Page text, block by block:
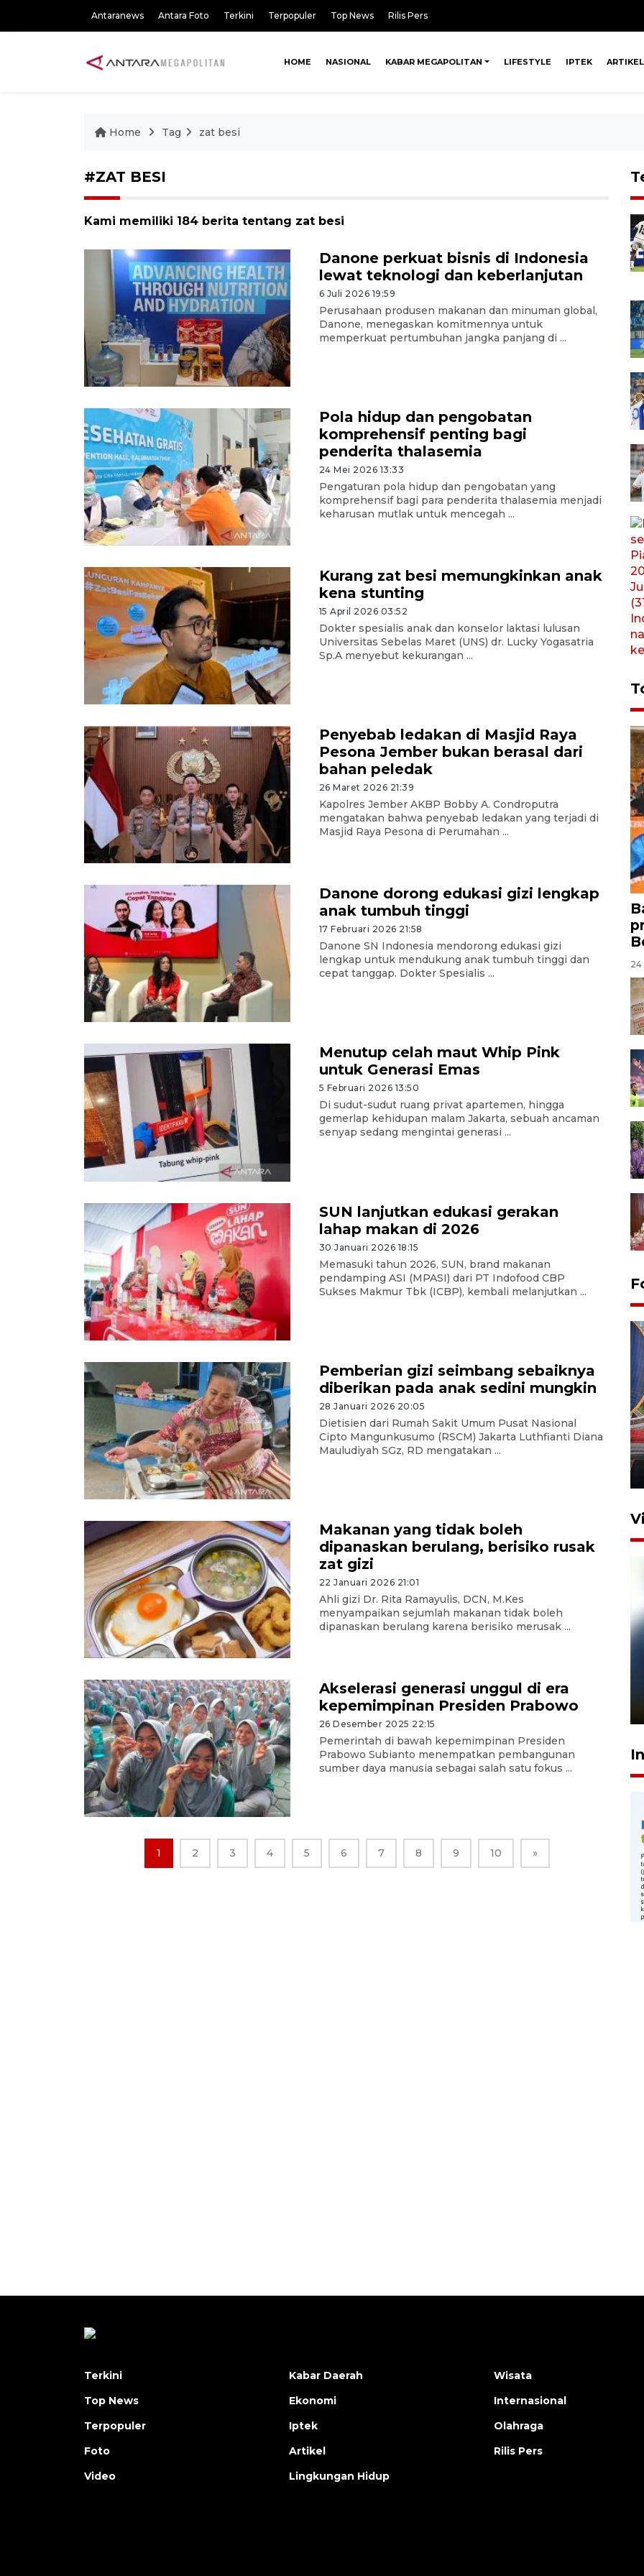
Antaranews Antara Foto Terkini Terpopuler Top News Rilis Pers
HOME NASIONAL KABAR MEGAPOLITAN LIFESTYLE IPTEK ARTIKEL
Home Tag zat besi
#ZAT BESI
Kami memiliki 184 berita tentang zat besi
Danone perkuat bisnis di Indonesia
lewat teknologi dan keberlanjutan
6 Juli 2026 19:59
Perusahaan produsen makanan dan minuman global,
Danone, menegaskan komitmennya untuk
memperkuat pertumbuhan jangka panjang di ...
Pola hidup dan pengobatan
komprehensif penting bagi
penderita thalasemia
24 Mei 2026 13:33
Pengaturan pola hidup dan pengobatan yang
komprehensif bagi para penderita thalasemia menjadi
keharusan mutlak untuk mencegah ...
Kurang zat besi memungkinkan anak
kena stunting
15 April 2026 03:52
Dokter spesialis anak dan konselor laktasi lulusan
Universitas Sebelas Maret (UNS) dr. Lucky Yogasatria
Sp.A menyebut kekurangan ...
Penyebab ledakan di Masjid Raya
Pesona Jember bukan berasal dari
bahan peledak
26 Maret 2026 21:39
Kapolres Jember AKBP Bobby A. Condroputra
mengatakan bahwa penyebab ledakan yang terjadi di
Masjid Raya Pesona di Perumahan ...
Danone dorong edukasi gizi lengkap
anak tumbuh tinggi
17 Februari 2026 21:58
Danone SN Indonesia mendorong edukasi gizi
lengkap untuk mendukung anak tumbuh tinggi dan
cepat tanggap. Dokter Spesialis ...
Menutup celah maut Whip Pink
untuk Generasi Emas
5 Februari 2026 13:50
Di sudut-sudut ruang privat apartemen, hingga
gemerlap kehidupan malam Jakarta, sebuah ancaman
senyap sedang mengintai generasi ...
SUN lanjutkan edukasi gerakan
lahap makan di 2026
30 Januari 2026 18:15
Memasuki tahun 2026, SUN, brand makanan
pendamping ASI (MPASI) dari PT Indofood CBP
Sukses Makmur Tbk (ICBP), kembali melanjutkan ...
Pemberian gizi seimbang sebaiknya
diberikan pada anak sedini mungkin
28 Januari 2026 20:05
Dietisien dari Rumah Sakit Umum Pusat Nasional
Cipto Mangunkusumo (RSCM) Jakarta Luthfianti Diana
Mauludiyah SGz, RD mengatakan ...
Makanan yang tidak boleh
dipanaskan berulang, berisiko rusak
zat gizi
22 Januari 2026 21:01
Ahli gizi Dr. Rita Ramayulis, DCN, M.Kes
menyampaikan sejumlah makanan tidak boleh
dipanaskan berulang karena berisiko merusak ...
Akselerasi generasi unggul di era
kepemimpinan Presiden Prabowo
26 Desember 2025 22:15
Pemerintah di bawah kepemimpinan Presiden
Prabowo Subianto menempatkan pembangunan
sumber daya manusia sebagai salah satu fokus ...
1 2 3 4 5 6 7 8 9 10 »
24
Komisi V DPR tinjau
perlintasan sebidang di
Stasiun Bogor
sampai 8 tahan?
1 Juni 2026 05:47
Terkini
Top News
Terpopuler
Foto
Video
Kabar Daerah
Ekonomi
Iptek
Artikel
Lingkungan Hidup
Wisata
Internasional
Olahraga
Rilis Pers